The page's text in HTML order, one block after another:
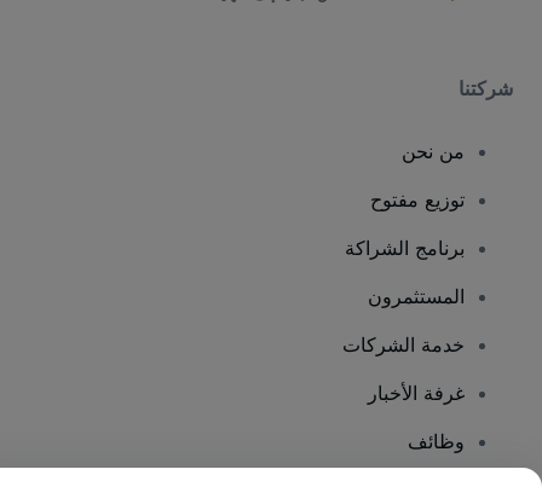
شركتنا
من نحن
توزيع مفتوح
برنامج الشراكة
المستثمرون
خدمة الشركات
غرفة الأخبار
وظائف